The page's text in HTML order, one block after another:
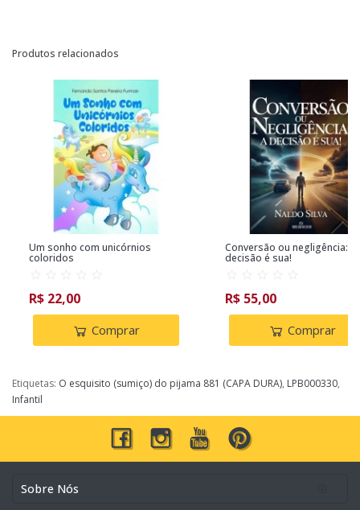
Produtos relacionados
Um sonho com unicórnios
coloridos
R$ 22,00
Comprar
Conversão ou negligência: a
decisão é sua!
R$ 55,00
Comprar
Etiquetas: O esquisito (sumiço) do pijama 881 (CAPA DURA), LPB000330,
Infantil
Sobre Nós